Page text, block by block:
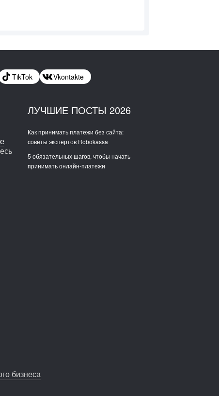
TikTok Vkontakte
ЛУЧШИЕ ПОСТЫ 2026
Как принимать платежи без сайта:
советы экспертов Robokassa
5 обязательных шагов, чтобы начать
принимать онлайн-платежи
бизнеса